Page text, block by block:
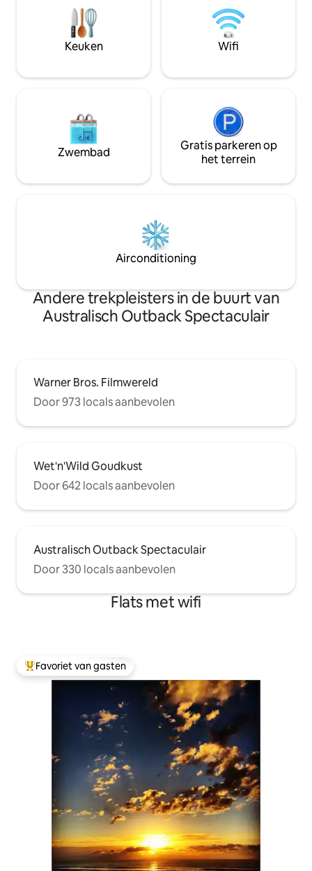
beddengoed niet inbegrepen),
eetkamer en volledig uitgeruste keuken
voordat je op een groot terras met
uitzicht op het regenwoud loopt.
chalet alles wat
Keuken Wifi
Zwembad
Gratis parkeren op
het terrein
Airconditioning
Andere trekpleisters in de buurt van
Australisch Outback Spectaculair
Warner Bros. Filmwereld
Door 973 locals aanbevolen
Wet'n'Wild Goudkust
Door 642 locals aanbevolen
Australisch Outback Spectaculair
Door 330 locals aanbevolen
Flats met wifi
Topfavoriet van gasten
Favoriet van gasten